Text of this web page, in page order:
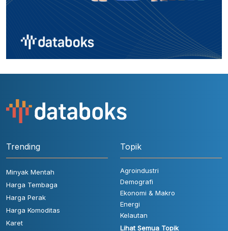
Trending
Minyak Mentah
Harga Tembaga
Harga Perak
Harga Komoditas
Karet
Topik
Agroindustri
Demografi
Ekonomi & Makro
Energi
Kelautan
Lihat Semua Topik